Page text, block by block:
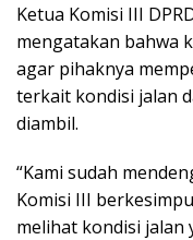
Ketua Komisi III
mengatakan bahwa
agar pihaknya
terkait kondisi jalan
diambil.
“Kami sudah
Komisi III
melihat kondisi jalan